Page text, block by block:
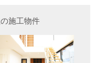
施工物件